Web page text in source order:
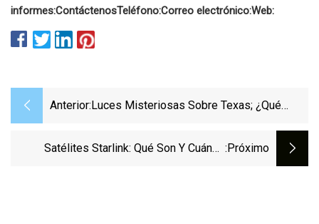
informes:ContáctenosTeléfono:Correo electrónico:Web:
Anterior: Luces Misteriosas Sobre Texas; ¿Qué
Satélites Starlink: Qué Son Y Cuándo :próximo